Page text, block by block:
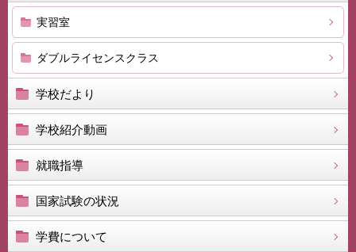
実習室
ダブルライセンスクラス
学校だより
学校紹介動画
就職指導
国家試験の状況
学費について